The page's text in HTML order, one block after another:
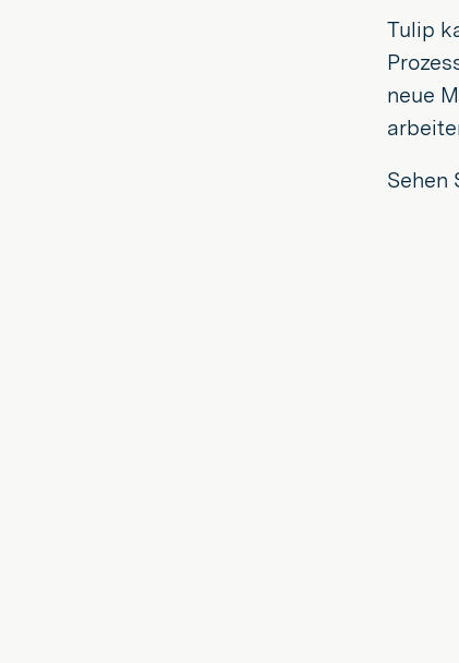
Tulip
neue
Sehen